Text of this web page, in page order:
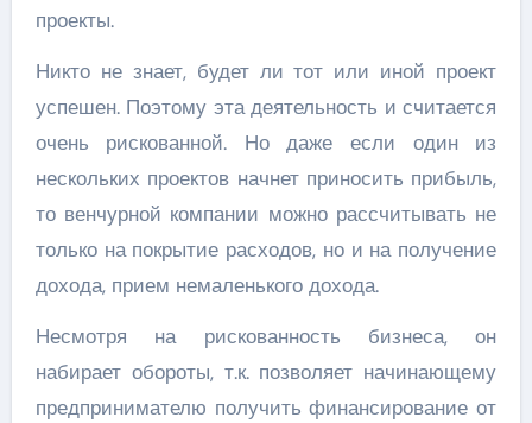
проекты.
Никто не знает, будет ли тот или иной проект
успешен. Поэтому эта деятельность и считается
очень рискованной. Но даже если один из
нескольких проектов начнет приносить прибыль,
то венчурной компании можно рассчитывать не
только на покрытие расходов, но и на получение
дохода, прием немаленького дохода.
Несмотря на рискованность бизнеса, он
набирает обороты, т.к. позволяет начинающему
предпринимателю получить финансирование от